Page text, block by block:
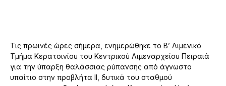
Τις πρωινές ώρες σήμερα, ενημερώθηκε το Β’ Λιμενικό
Τμήμα Κερατσινίου του Κεντρικού Λιμεναρχείου Πειραιά
για την ύπαρξη θαλάσσιας ρύπανσης από άγνωστο
υπαίτιο στην προβλήτα ΙΙ, δυτικά του σταθμού